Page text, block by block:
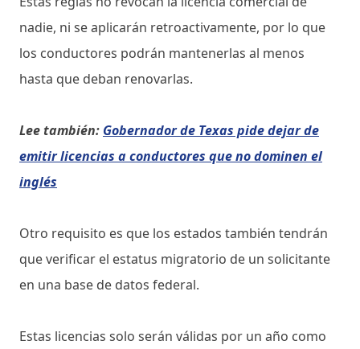
nadie, ni se aplicarán retroactivamente, por lo que
los conductores podrán mantenerlas al menos
hasta que deban renovarlas.
Lee también: Gobernador de Texas pide dejar de
emitir licencias a conductores que no dominen el
inglés
Otro requisito es que los estados también tendrán
que verificar el estatus migratorio de un solicitante
en una base de datos federal.
Estas licencias solo serán válidas por un año como